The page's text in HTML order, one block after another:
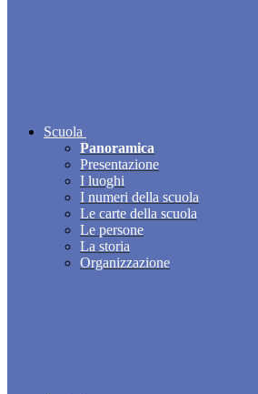
Scuola
Panoramica
Presentazione
I luoghi
I numeri della scuola
Le carte della scuola
Le persone
La storia
Organizzazione